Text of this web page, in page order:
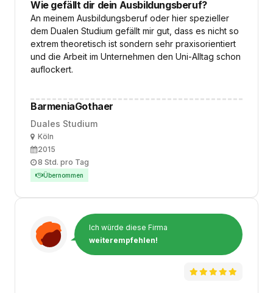
Wie gefällt dir dein Ausbildungsberuf?
An meinem Ausbildungsberuf oder hier spezieller
dem Dualen Studium gefällt mir gut, dass es nicht so
extrem theoretisch ist sondern sehr praxisorientiert
und die Arbeit im Unternehmen den Uni-Alltag schon
auflockert.
BarmeniaGothaer
Duales Studium
OrtKöln
Ausbildungsbeginn
2015
Arbeitszeit
8 Std. pro Tag
Übernommen
Ich würde diese Firma
weiterempfehlen!